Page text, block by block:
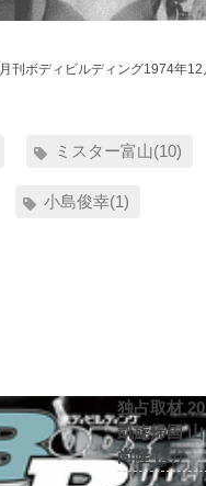
月刊ボディビルディング1974年12
ミスター富山(10)
小島俊幸(1)
独占取材
凱旋帰国
尚隆 ほか